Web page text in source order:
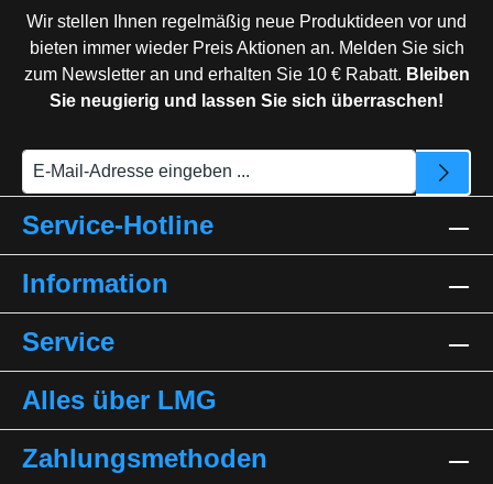
Wir stellen Ihnen regelmäßig neue Produktideen vor und
bieten immer wieder Preis Aktionen an. Melden Sie sich
zum Newsletter an und erhalten Sie 10 € Rabatt. Bleiben
Sie neugierig und lassen Sie sich überraschen!
Service-Hotline
Information
Service
Alles über LMG
Zahlungsmethoden